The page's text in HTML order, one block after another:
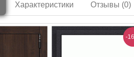
Характеристики Отзывы (0)
-